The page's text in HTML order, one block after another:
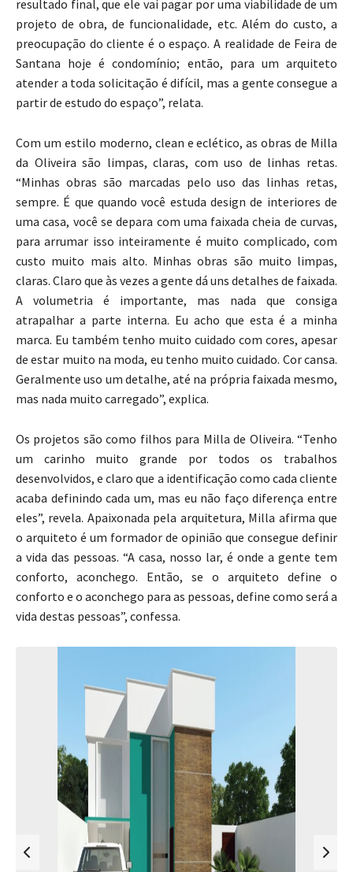
resultado final, que ele vai pagar por uma viabilidade de um
projeto de obra, de funcionalidade, etc. Além do custo, a
preocupação do cliente é o espaço. A realidade de Feira de
Santana hoje é condomínio; então, para um arquiteto
atender a toda solicitação é difícil, mas a gente consegue a
partir de estudo do espaço”, relata.
Com um estilo moderno, clean e eclético, as obras de Milla
da Oliveira são limpas, claras, com uso de linhas retas.
“Minhas obras são marcadas pelo uso das linhas retas,
sempre. É que quando você estuda design de interiores de
uma casa, você se depara com uma faixada cheia de curvas,
para arrumar isso inteiramente é muito complicado, com
custo muito mais alto. Minhas obras são muito limpas,
claras. Claro que às vezes a gente dá uns detalhes de faixada.
A volumetria é importante, mas nada que consiga
atrapalhar a parte interna. Eu acho que esta é a minha
marca. Eu também tenho muito cuidado com cores, apesar
de estar muito na moda, eu tenho muito cuidado. Cor cansa.
Geralmente uso um detalhe, até na própria faixada mesmo,
mas nada muito carregado”, explica.
Os projetos são como filhos para Milla de Oliveira. “Tenho
um carinho muito grande por todos os trabalhos
desenvolvidos, e claro que a identificação como cada cliente
acaba definindo cada um, mas eu não faço diferença entre
eles”, revela. Apaixonada pela arquitetura, Milla afirma que
o arquiteto é um formador de opinião que consegue definir
a vida das pessoas. “A casa, nosso lar, é onde a gente tem
conforto, aconchego. Então, se o arquiteto define o
conforto e o aconchego para as pessoas, define como será a
vida destas pessoas”, confessa.